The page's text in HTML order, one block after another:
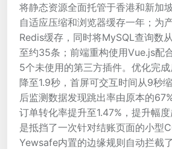
将静态资源全面托管于香港和新加
自适应压缩和浏览器缓存一年；为
Redis缓存，同时将MySQL查询数
至约35条；前端重构使用Vue.js配
5个未使用的第三方插件。优化完
降至1.9秒，首屏可交互时间从9秒
后监测数据发现跳出率由原本的
订单转化率提升至1.47%，提升幅
是抵挡了一次针对结账页面的小型
Yewsafe内置的边缘规则自动拦截